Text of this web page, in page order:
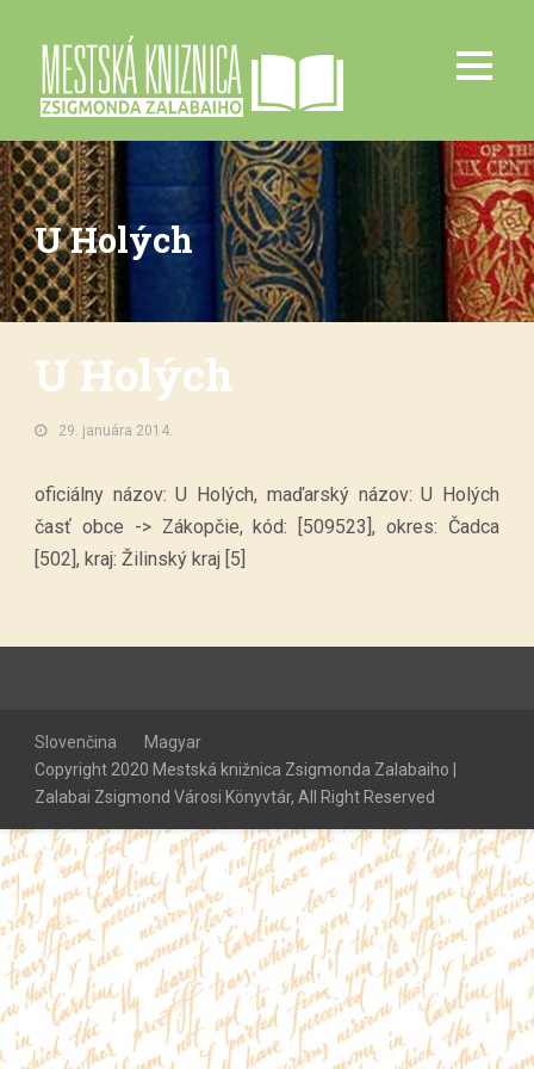
U Holých
U Holých
29. januára 2014.
oficiálny názov: U Holých, maďarský názov: U Holých
časť obce -> Zákopčie, kód: [509523], okres: Čadca
[502], kraj: Žilinský kraj [5]
Slovenčina
Magyar
Copyright 2020 Mestská knižnica Zsigmonda Zalabaiho |
Zalabai Zsigmond Városi Könyvtár, All Right Reserved